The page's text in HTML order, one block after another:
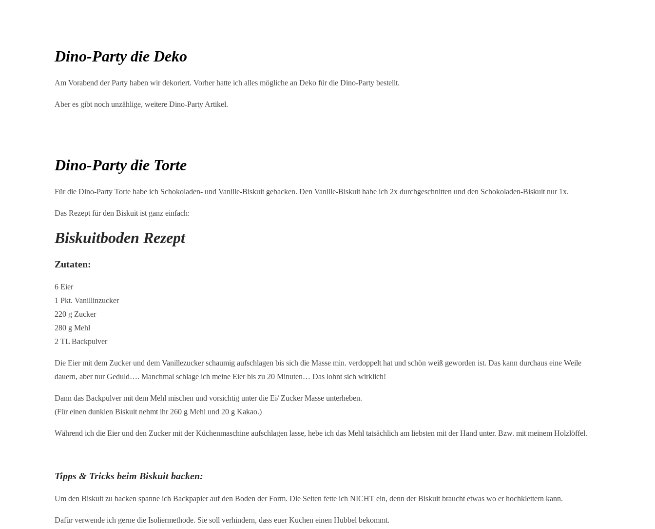
Dino-Party die Deko
Am Vorabend der Party haben wir dekoriert. Vorher hatte ich alles mögliche an Deko für die Dino-Party bestellt.
Aber es gibt noch unzählige, weitere Dino-Party Artikel.
Dino-Party die Torte
Für die Dino-Party Torte habe ich Schokoladen- und Vanille-Biskuit gebacken. Den Vanille-Biskuit habe ich 2x durchgeschnitten und den Schokoladen-Biskuit nur 1x.
Das Rezept für den Biskuit ist ganz einfach:
Biskuitboden Rezept
Zutaten:
6 Eier
1 Pkt. Vanillinzucker
220 g Zucker
280 g Mehl
2 TL Backpulver
Die Eier mit dem Zucker und dem Vanillezucker schaumig aufschlagen bis sich die Masse min. verdoppelt hat und schön weiß geworden ist. Das kann durchaus eine Weile
dauern, aber nur Geduld…. Manchmal schlage ich meine Eier bis zu 20 Minuten… Das lohnt sich wirklich!
Dann das Backpulver mit dem Mehl mischen und vorsichtig unter die Ei/ Zucker Masse unterheben.
(Für einen dunklen Biskuit nehmt ihr 260 g Mehl und 20 g Kakao.)
Während ich die Eier und den Zucker mit der Küchenmaschine aufschlagen lasse, hebe ich das Mehl tatsächlich am liebsten mit der Hand unter. Bzw. mit meinem Holzlöffel.
Tipps & Tricks beim Biskuit backen:
Um den Biskuit zu backen spanne ich Backpapier auf den Boden der Form. Die Seiten fette ich NICHT ein, denn derBiskuit braucht etwas wo er hochklettern kann.
Dafür verwende ich gerne die Isoliermethode. Sie soll verhindern, dass euer Kuchen einen Hubbel bekommt.